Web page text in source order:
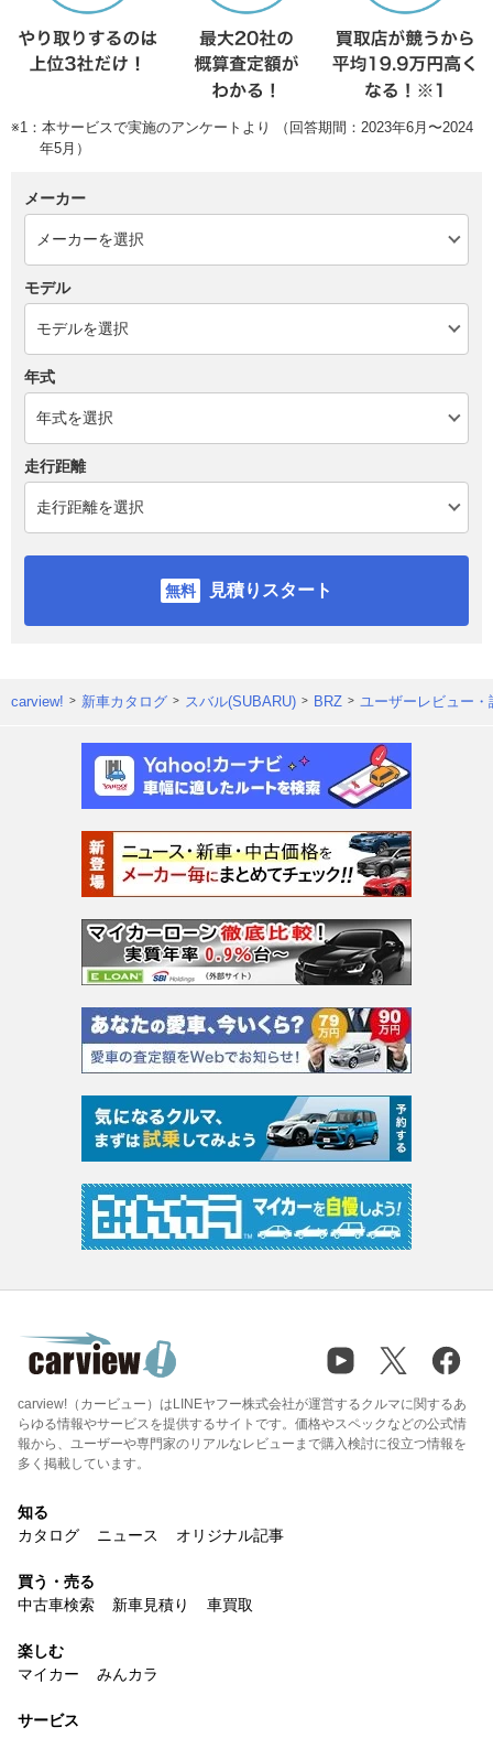
※1：本サービスで実施のアンケートより （回答期間：2023年6月〜2024
年5月）
メーカー
モデル
年式
走行距離
見積りスタート
carview! 新車カタログ スバル(SUBARU) BRZ ユーザーレビュー・
carview!（カービュー）はLINEヤフー株式会社が運営するクルマに関するあ
らゆる情報やサービスを提供するサイトです。価格やスペックなどの公式情
報から、ユーザーや専門家のリアルなレビューまで購入検討に役立つ情報を
多く掲載しています。
知る
カタログ
ニュース オリジナル記事
買う・売る
中古車検索
新車見積り 車買取
楽しむ
マイカー
みんカラ
サービス